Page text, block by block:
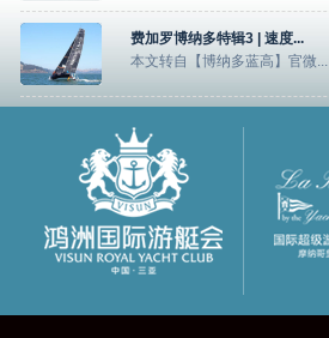
费加罗博纳多特辑3 | 速度...
本文转自【博纳多蓝高】官微...